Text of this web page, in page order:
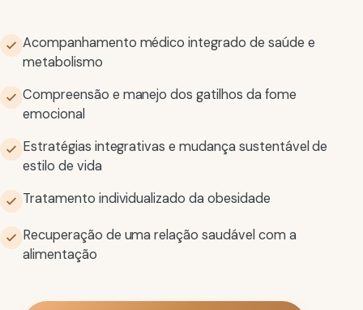
Acompanhamento médico integrado de saúde e
metabolismo
Compreensão e manejo dos gatilhos da fome
emocional
Estratégias integrativas e mudança sustentável de
estilo de vida
Tratamento individualizado da obesidade
Recuperação de uma relação saudável com a
alimentação